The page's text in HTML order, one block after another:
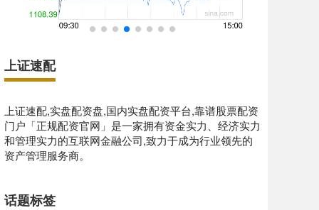
上证速配
上证速配,实盘配资盘,国内实盘配资平台,靠谱股票配资
门户「正规配资官网」是一家拥有资金实力、经济实力
和管理实力的互联网金融公司,致力于成为行业领先的
资产管理服务商。
话题标签